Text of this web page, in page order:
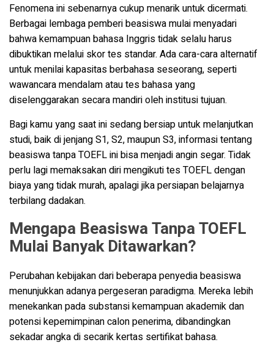
Fenomena ini sebenarnya cukup menarik untuk dicermati.
Berbagai lembaga pemberi beasiswa mulai menyadari
bahwa kemampuan bahasa Inggris tidak selalu harus
dibuktikan melalui skor tes standar. Ada cara-cara alternatif
untuk menilai kapasitas berbahasa seseorang, seperti
wawancara mendalam atau tes bahasa yang
diselenggarakan secara mandiri oleh institusi tujuan.
Bagi kamu yang saat ini sedang bersiap untuk melanjutkan
studi, baik di jenjang S1, S2, maupun S3, informasi tentang
beasiswa tanpa TOEFL ini bisa menjadi angin segar. Tidak
perlu lagi memaksakan diri mengikuti tes TOEFL dengan
biaya yang tidak murah, apalagi jika persiapan belajarnya
terbilang dadakan.
Mengapa Beasiswa Tanpa TOEFL
Mulai Banyak Ditawarkan?
Perubahan kebijakan dari beberapa penyedia beasiswa
menunjukkan adanya pergeseran paradigma. Mereka lebih
menekankan pada substansi kemampuan akademik dan
potensi kepemimpinan calon penerima, dibandingkan
sekadar angka di secarik kertas sertifikat bahasa.